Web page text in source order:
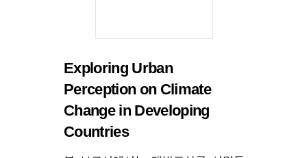
Exploring Urban
Perception on Climate
Change in Developing
Countries